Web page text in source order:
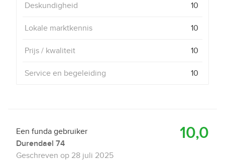
Deskundigheid 10
Lokale marktkennis 10
Prijs / kwaliteit 10
Service en begeleiding 10
Een funda gebruiker
Durendael 74
Geschreven op 28 juli 2025
10,0